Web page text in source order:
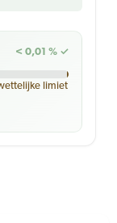
< 0,01 % ✓
limiet